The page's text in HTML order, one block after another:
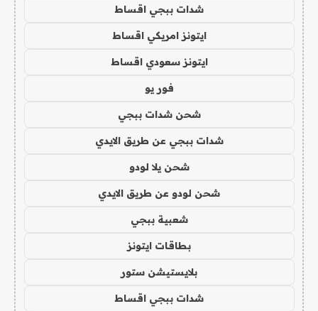
شدات ببجي اقساط
ايتونز امريكي اقساط
ايتونز سعودي اقساط
فور يو
شحن شدات ببجي
شدات ببجي عن طريق الايدي
شحن يلا لودو
شحن لودو عن طريق الايدي
شعبية ببجي
بطاقات ايتونز
بلايستيشن ستور
شدات ببجي اقساط